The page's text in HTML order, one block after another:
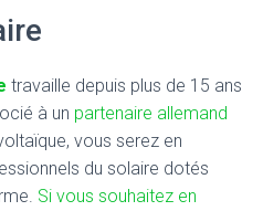
travaille depuis plus de 15 ans
à un partenaire allemand
vous serez en
du solaire dotés
Si vous souhaitez en